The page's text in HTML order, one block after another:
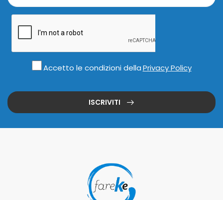
Accetto le condizioni dellaPrivacy Policy
ISCRIVITI